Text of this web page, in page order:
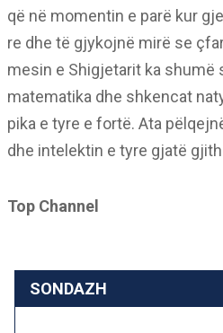
që në momentin e parë kur
re dhe të gjykojnë mirë se
mesin e Shigjetarit ka shumë
matematika dhe shkencat
pika e tyre e fortë. Ata
dhe intelektin e tyre gjatë
Top Channel
SONDAZH